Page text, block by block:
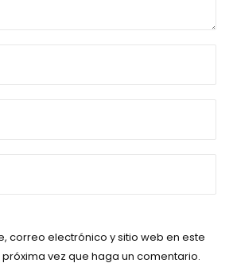
correo electrónico y sitio web en este
vez que haga un comentario.